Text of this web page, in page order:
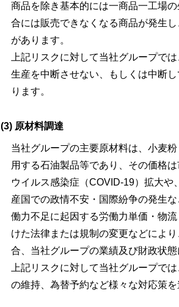
商品を除き基本的には一商品一工場
合には販売できなくなる商品が発生
があります。
上記リスクに対して当社グループで
生産を中断させない、もしくは中断
ります。
(3) 原材料調達
当社グループの主要原材料は、小麦
用する石油製品等であり、その価格
ウイルス感染症（COVID-19）拡大
産国での政情不安・国際紛争の発生
働力不足に起因する労働力単価・物
けた法律または規制の変更などによ
合、当社グループの業績及び財政状
上記リスクに対して当社グループで
の維持、為替予約など様々な対応策を